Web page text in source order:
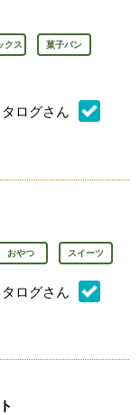
クス 菓子パン
ログさん
おやつ スイーツ
ログさん